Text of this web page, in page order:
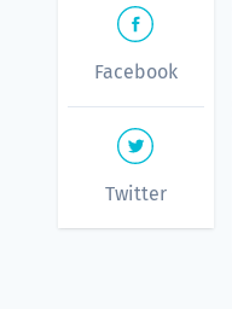
Facebook
Twitter